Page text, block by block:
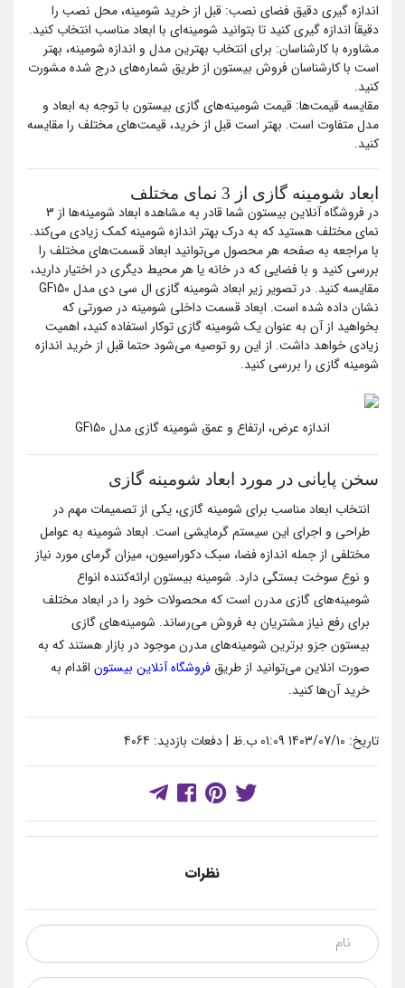
اندازه گیری دقیق فضای نصب: قبل از خرید شومینه، محل نصب را
دقیقاً اندازه گیری کنید تا بتوانید شومینه‌ای با ابعاد مناسب انتخاب کنید.
مشاوره با کارشناسان: برای انتخاب بهترین مدل و اندازه شومینه، بهتر
است با کارشناسان فروش بیستون از طریق شماره‌‎های درج شده مشورت
کنید.
مقایسه قیمت‌ها: قیمت شومینه‌های گازی بیستون با توجه به ابعاد و
مدل متفاوت است. بهتر است قبل از خرید، قیمت‌های مختلف را مقایسه
کنید.
ابعاد شومینه گازی از 3 نمای مختلف
در فروشگاه آنلاین بیستون شما قادر به مشاهده ابعاد شومینه‌ها از 3
نمای مختلف هستید که به درک بهتر اندازه شومینه کمک زیادی می‌کند.
با مراجعه به صفحه هر محصول می‌توانید ابعاد قسمت‌های مختلف را
بررسی کنید و با فضایی که در خانه یا هر محیط دیگری در اختیار دارید،
مقایسه کنید. در تصویر زیر ابعاد شومینه گازی ال سی دی مدل GF150
نشان داده شده است. ابعاد قسمت داخلی شومینه در صورتی که
بخواهید از آن به عنوان یک شومینه گازی توکار استفاده کنید، اهمیت
زیادی خواهد داشت. از این رو توصیه می‌شود حتما قبل از خرید اندازه
شومینه گازی را بررسی کنید.
اندازه عرض، ارتفاع و عمق شومینه گازی مدل GF150
سخن پایانی در مورد ابعاد شومینه گازی
انتخاب ابعاد مناسب برای شومینه گازی، یکی از تصمیمات مهم در
طراحی و اجرای این سیستم گرمایشی است. ابعاد شومینه به عوامل
مختلفی از جمله اندازه فضا، سبک دکوراسیون، میزان گرمای مورد نیاز
و نوع سوخت بستگی دارد. شومینه بیستون ارائه‌کننده انواع
شومینه‌های گازی مدرن است که محصولات خود را در ابعاد مختلف
برای رفع نیاز مشتریان به فروش می‌رساند. شومینه‌های گازی
بیستون جزو برترین شومینه‌های مدرن موجود در بازار هستند که به
صورت انلاین می‌توانید از طریق فروشگاه آنلاین بیستون اقدام به
خرید آن‌ها کنید.
تاریخ: 1403/07/10 01:09 ب.ظ | دفعات بازدید: 4064
نظرات